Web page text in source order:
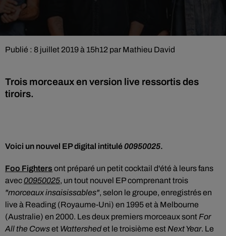
Publié : 8 juillet 2019 à 15h12 par Mathieu David
Trois morceaux en version live ressortis des
tiroirs.
Voici un nouvel EP digital intitulé00950025.
Foo Fighters ont préparé un petit cocktail d'été à leurs fans
avec00950025, un tout nouvel EP comprenant trois
"morceaux insaisissables", selon le groupe, enregistrés en
live à Reading (Royaume-Uni) en 1995 et à Melbourne
(Australie) en 2000. Les deux premiers morceaux sont For
All the Cowset Wattershedet le troisième est Next Year. Le